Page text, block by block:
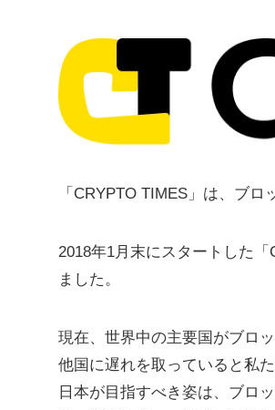
「CRYPTO TIMES」は、ブ
2018年1月末にスタートした
ました。
現在、世界中の主要国がブロ
他国に遅れを取っていると私
日本が目指すべき姿は、ブロ